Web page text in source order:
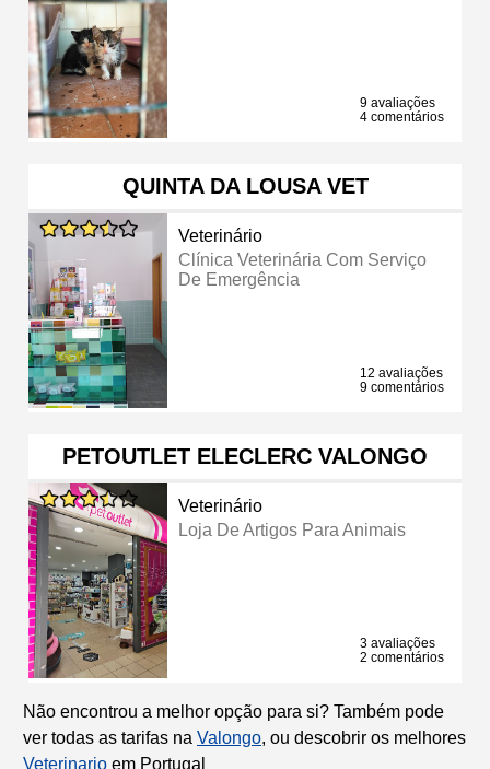
9 avaliações
4 comentários
QUINTA DA LOUSA VET
Veterinário
Clínica Veterinária Com Serviço
De Emergência
12 avaliações
9 comentários
PETOUTLET ELECLERC VALONGO
Veterinário
Loja De Artigos Para Animais
3 avaliações
2 comentários
Não encontrou a melhor opção para si? Também pode
ver todas as tarifas na Valongo, ou descobrir os melhores
Veterinario em Portugal